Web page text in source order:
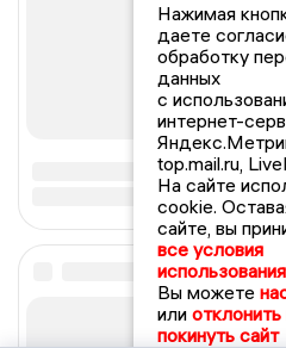
Нажимая
даете
обработку
данных
с
интернет-
top.mail.ru,
На сайте
cookie.
сайте, вы
все условия
Вы можете
или отклонить
покинуть сайт